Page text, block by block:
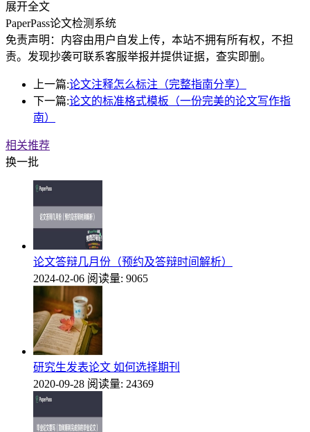
展开全文
PaperPass论文检测系统
免责声明：内容由用户自发上传，本站不拥有所有权，不担
责。发现抄袭可联系客服举报并提供证据，查实即删。
上一篇:论文注释怎么标注（完整指南分享）
下一篇:论文的标准格式模板（一份完美的论文写作指
南）
相关推荐
换一批
论文答辩几月份（预约及答辩时间解析）
2024-02-06 阅读量: 9065
研究生发表论文 如何选择期刊
2020-09-28 阅读量: 24369